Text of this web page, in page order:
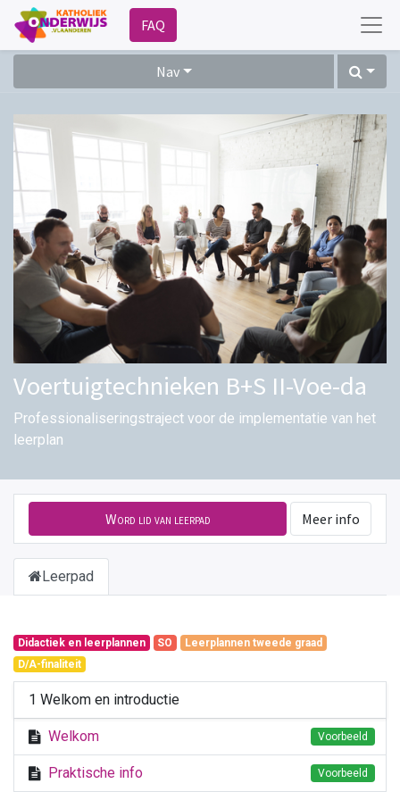
FAQ
Nav
Voertuigtechnieken B+S II-Voe-da
Professionaliseringstraject voor de implementatie van het
leerplan
Word lid van leerpad Meer info
Leerpad
Didactiek en leerplannen SO
Leerplannen tweede graad
D/A-finaliteit
1 Welkom en introductie
Welkom Voorbeeld
Praktische info Voorbeeld